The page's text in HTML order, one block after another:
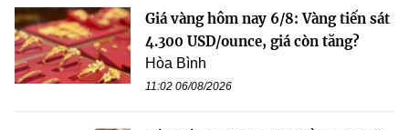
Giá vàng hôm nay 6/8: Vàng tiến sát
4.300 USD/ounce, giá còn tăng?
Hòa Bình
11:02 06/08/2026